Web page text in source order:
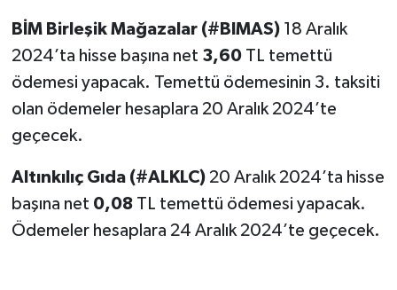
BİM Birleşik Mağazalar (#BIMAS)18 Aralık
2024’ta hisse başına net 3,60 TL temettü
ödemesi yapacak. Temettü ödemesinin 3. taksiti
olan ödemeler hesaplara 20 Aralık 2024’te
geçecek.
Altınkılıç Gıda (#ALKLC)20 Aralık 2024’ta hisse
başına net 0,08TL temettü ödemesi yapacak.
Ödemeler hesaplara 24 Aralık 2024’te geçecek.